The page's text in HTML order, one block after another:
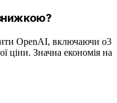
OpenAI, включаючи o3
ціни. Значна економія на